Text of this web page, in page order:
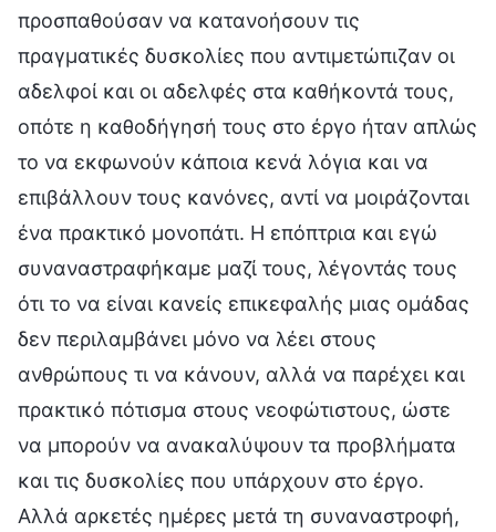
προσπαθούσαν να κατανοήσουν τις
πραγματικές δυσκολίες που αντιμετώπιζαν οι
αδελφοί και οι αδελφές στα καθήκοντά τους,
οπότε η καθοδήγησή τους στο έργο ήταν απλώς
το να εκφωνούν κάποια κενά λόγια και να
επιβάλλουν τους κανόνες, αντί να μοιράζονται
ένα πρακτικό μονοπάτι. Η επόπτρια και εγώ
συναναστραφήκαμε μαζί τους, λέγοντάς τους
ότι το να είναι κανείς επικεφαλής μιας ομάδας
δεν περιλαμβάνει μόνο να λέει στους
ανθρώπους τι να κάνουν, αλλά να παρέχει και
πρακτικό πότισμα στους νεοφώτιστους, ώστε
να μπορούν να ανακαλύψουν τα προβλήματα
και τις δυσκολίες που υπάρχουν στο έργο.
Αλλά αρκετές ημέρες μετά τη συναναστροφή,